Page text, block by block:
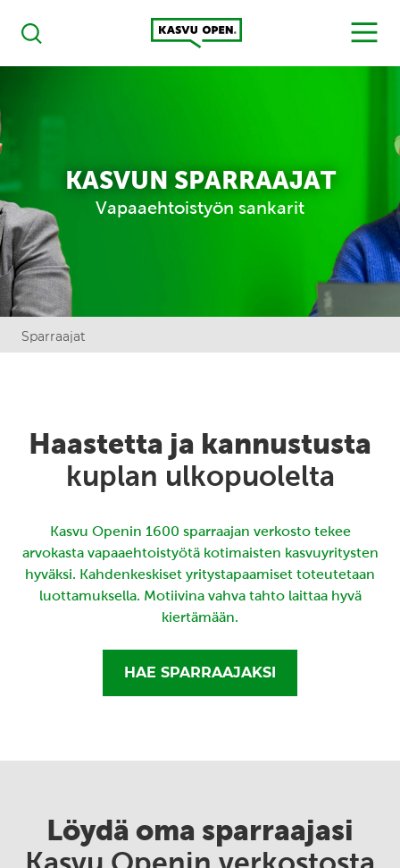
Haku
Kasvu Open
MENU
KASVUN SPARRAAJAT
Vapaaehtoistyön sankarit
Sparraajat
Haastetta ja kannustusta
kuplan ulkopuolelta
Kasvu Openin 1600 sparraajan verkosto tekee
arvokasta vapaaehtoistyötä kotimaisten kasvuyritysten
hyväksi. Kahdenkeskiset yritystapaamiset toteutetaan
luottamuksella. Motiivina vahva tahto laittaa hyvä
kiertämään.
HAE SPARRAAJAKSI
Löydä oma sparraajasi